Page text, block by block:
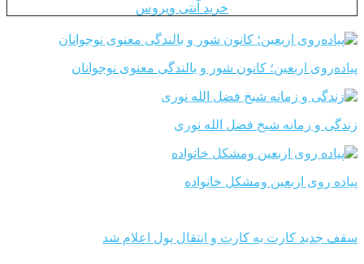
خرید آنتی ویروس
پیاده‌روی اربعین؛ کانون شور و بالندگی معنوی نوجوانان
زندگی و زمانه شیخ فضل الله نوری
پیاده روی اربعین ومشکل خانواده
سقف جدید کارت به کارت و انتقال پول اعلام شد